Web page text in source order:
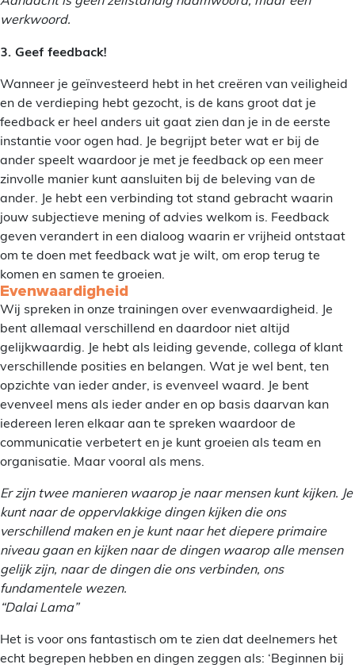
werkwoord.
3. Geef feedback!
Wanneer je geïnvesteerd hebt in het creëren van veiligheid
en de verdieping hebt gezocht, is de kans groot dat je
feedback er heel anders uit gaat zien dan je in de eerste
instantie voor ogen had. Je begrijpt beter wat er bij de
ander speelt waardoor je met je feedback op een meer
zinvolle manier kunt aansluiten bij de beleving van de
ander. Je hebt een verbinding tot stand gebracht waarin
jouw subjectieve mening of advies welkom is. Feedback
geven verandert in een dialoog waarin er vrijheid ontstaat
om te doen met feedback wat je wilt, om erop terug te
komen en samen te groeien.
Evenwaardigheid
Wij spreken in onze trainingen over evenwaardigheid. Je
bent allemaal verschillend en daardoor niet altijd
gelijkwaardig. Je hebt als leiding gevende, collega of klant
verschillende posities en belangen. Wat je wel bent, ten
opzichte van ieder ander, is evenveel waard. Je bent
evenveel mens als ieder ander en op basis daarvan kan
iedereen leren elkaar aan te spreken waardoor de
communicatie verbetert en je kunt groeien als team en
organisatie. Maar vooral als mens.
Er zijn twee manieren waarop je naar mensen kunt kijken. Je
kunt naar de oppervlakkige dingen kijken die ons
verschillend maken en je kunt naar het diepere primaire
niveau gaan en kijken naar de dingen waarop alle mensen
gelijk zijn, naar de dingen die ons verbinden, ons
fundamentele wezen.
“Dalai Lama”
Het is voor ons fantastisch om te zien dat deelnemers het
echt begrepen hebben en dingen zeggen als: ‘Beginnen bij